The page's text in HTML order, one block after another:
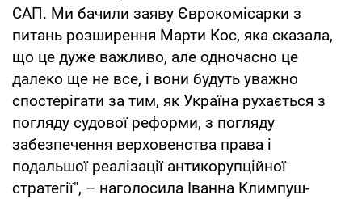
САП. Ми бачили заяву Єврокомісарки з
питань розширення Марти Кос, яка сказала,
що це дуже важливо, але одночасно це
далеко ще не все, і вони будуть уважно
спостерігати за тим, як Україна рухається з
погляду судової реформи, з погляду
забезпечення верховенства права і
подальшої реалізації антикорупційної
стратегії", – наголосила Іванна Климпуш-